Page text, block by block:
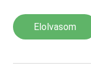
Elolvasom